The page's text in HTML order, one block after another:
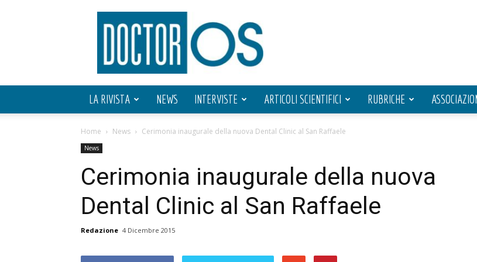
Doctor
OS
LA RIVISTA NEWS INTERVISTE ARTICOLI SCIENTIFICI RUBRICHE
Home News Cerimonia inaugurale della nuova Dental Clinic al San Raffaele
News
Cerimonia inaugurale della nuova
Dental Clinic al San Raffaele
Redazione 4 Dicembre 2015